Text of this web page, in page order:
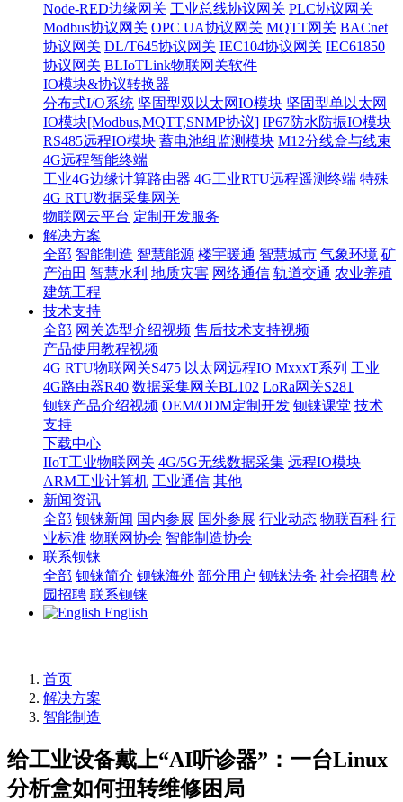
Node-RED边缘网关 工业总线协议网关 PLC协议网关
Modbus协议网关 OPC UA协议网关 MQTT网关 BACnet
协议网关 DL/T645协议网关 IEC104协议网关 IEC61850
协议网关 BLIoTLink物联网关软件
IO模块&协议转换器
分布式I/O系统 坚固型双以太网IO模块 坚固型单以太网
IO模块[Modbus,MQTT,SNMP协议] IP67防水防振IO模块
RS485远程IO模块 蓄电池组监测模块 M12分线盒与线束
4G远程智能终端
工业4G边缘计算路由器 4G工业RTU远程遥测终端 特殊
4G RTU数据采集网关
物联网云平台 定制开发服务
解决方案
全部 智能制造 智慧能源 楼宇暖通 智慧城市 气象环境 矿
产油田 智慧水利 地质灾害 网络通信 轨道交通 农业养殖
建筑工程
技术支持
全部 网关选型介绍视频 售后技术支持视频
产品使用教程视频
4G RTU物联网关S475 以太网远程IO MxxxT系列 工业
4G路由器R40 数据采集网关BL102 LoRa网关S281
钡铼产品介绍视频 OEM/ODM定制开发 钡铼课堂 技术
支持
下载中心
IIoT工业物联网关 4G/5G无线数据采集 远程IO模块
ARM工业计算机 工业通信 其他
新闻资讯
全部 钡铼新闻 国内参展 国外参展 行业动态 物联百科 行
业标准 物联网协会 智能制造协会
联系钡铼
全部 钡铼简介 钡铼海外 部分用户 钡铼法务 社会招聘 校
园招聘 联系钡铼
English
首页
解决方案
智能制造
给工业设备戴上“AI听诊器”：一台Linux
分析盒如何扭转维修困局